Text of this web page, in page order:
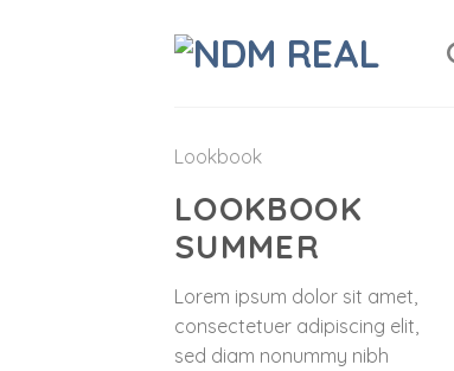
Lookbook
LOOKBOOK
SUMMER
Lorem ipsum dolor sit amet,
consectetuer adipiscing elit,
sed diam nonummy nibh